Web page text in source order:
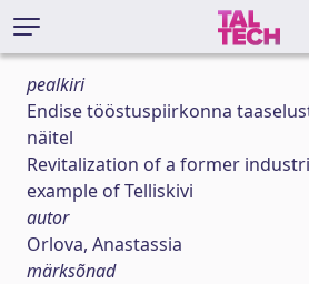
pealkiri
Endise tööstuspiirkonna
näitel
Revitalization of a former
example of Telliskivi
autor
Orlova, Anastassia
märksõnad